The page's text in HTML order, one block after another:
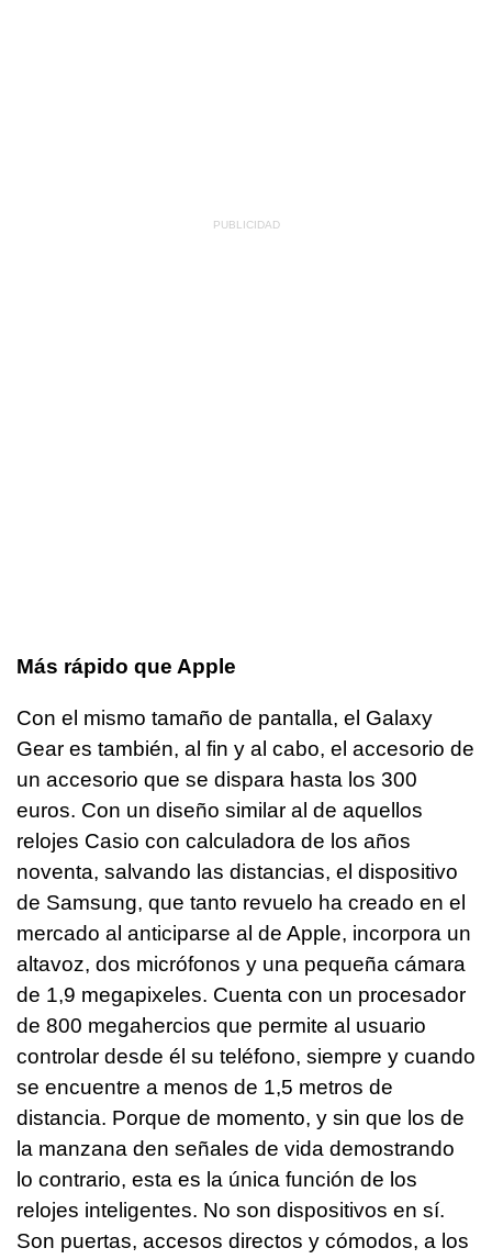
Más rápido que Apple
Con el mismo tamaño de pantalla, el Galaxy
Gear es también, al fin y al cabo, el accesorio de
un accesorio que se dispara hasta los 300
euros. Con un diseño similar al de aquellos
relojes Casio con calculadora de los años
noventa, salvando las distancias, el dispositivo
de Samsung, que tanto revuelo ha creado en el
mercado al anticiparse al de Apple, incorpora un
altavoz, dos micrófonos y una pequeña cámara
de 1,9 megapixeles. Cuenta con un procesador
de 800 megahercios que permite al usuario
controlar desde él su teléfono, siempre y cuando
se encuentre a menos de 1,5 metros de
distancia. Porque de momento, y sin que los de
la manzana den señales de vida demostrando
lo contrario, esta es la única función de los
relojes inteligentes. No son dispositivos en sí.
Son puertas, accesos directos y cómodos, a los